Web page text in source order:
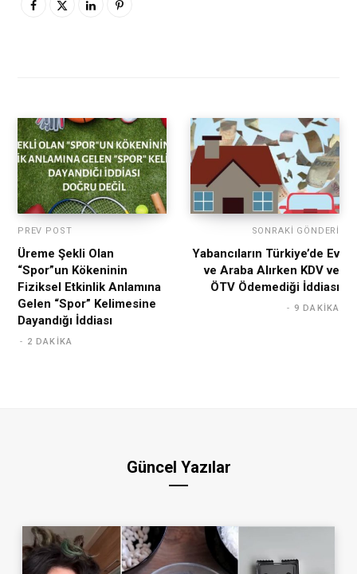
PREV POST
Üreme Şekli Olan
“Spor”un Kökeninin
Fiziksel Etkinlik Anlamına
Gelen “Spor” Kelimesine
Dayandığı İddiası
2 DAKIKA
SONRAKI GÖNDERI
Yabancıların Türkiye’de Ev
ve Araba Alırken KDV ve
ÖTV Ödemediği İddiası
9 DAKIKA
Güncel Yazılar